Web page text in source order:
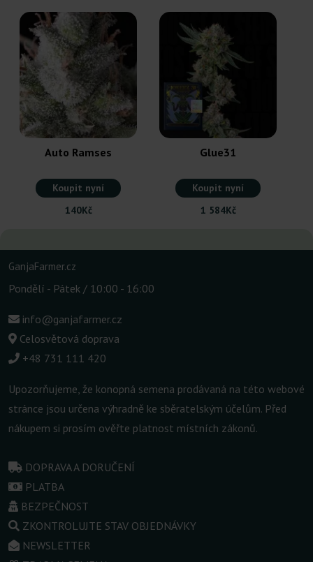
Auto Ramses
Koupit nyní
140Kč
Glue31
Koupit nyní
1 584Kč
GanjaFarmer.cz
Pondělí - Pátek / 10:00 - 16:00
info@ganjafarmer.cz
Celosvětová doprava
+48 731 111 420
Upozorňujeme, že konopná semena prodávaná na této webové
stránce jsou určena výhradně ke sběratelským účelům. Před
nákupem si prosím ověřte platnost místních zákonů.
DOPRAVA A DORUČENÍ
PLATBA
BEZPEČNOST
ZKONTROLUJTE STAV OBJEDNÁVKY
NEWSLETTER